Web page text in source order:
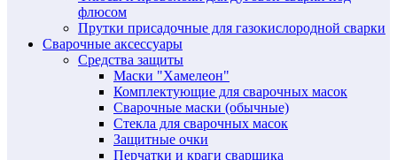
флюсом
Прутки присадочные для газокислородной сварки
Сварочные аксессуары
Средства защиты
Маски "Хамелеон"
Комплектующие для сварочных масок
Сварочные маски (обычные)
Стекла для сварочных масок
Защитные очки
Перчатки и краги сварщика